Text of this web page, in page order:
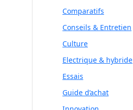
Comparatifs
Conseils & Entretien
Culture
Electrique & hybride
Essais
Guide d’achat